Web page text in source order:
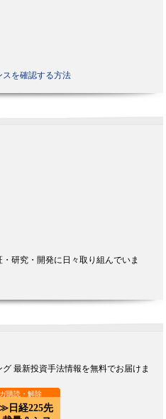
スを確認する方法
研究・開発に日々取り組んでいま
最新投資手法情報を無料でお届けま
購読・解除
日経225先